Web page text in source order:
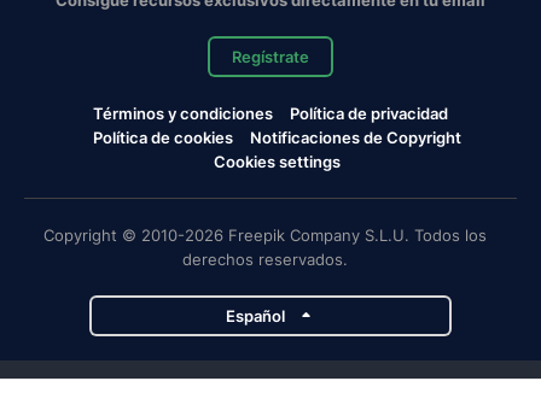
Regístrate
Términos y condiciones
Política de privacidad
Política de cookies
Notificaciones de Copyright
Cookies settings
Copyright © 2010-2026 Freepik Company S.L.U. Todos los
derechos reservados.
Español